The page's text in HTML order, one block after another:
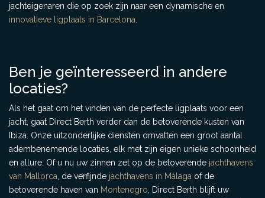
jachteigenaren die op zoek zijn naar een dynamische en
innovatieve ligplaats in Barcelona
Ben je geïnteresseerd in andere
locaties?
Als het gaat om het vinden van de perfecte ligplaats voor een
jacht, gaat Direct Berth verder dan de betoverende kusten van
Ibiza. Onze uitzonderlijke diensten omvatten een groot aantal
adembenemende locaties, elk met zijn eigen unieke schoonheid
en allure. Of u nu uw zinnen zet op de betoverende jachthavens
van Mallorca , de verfijnde jachthavens in Málaga of de
betoverende haven van Montenegro , Direct Berth blijft uw